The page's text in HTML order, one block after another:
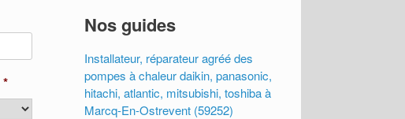
*
Nos guides
Installateur, réparateur agréé des
pompes à chaleur daikin, panasonic,
hitachi, atlantic, mitsubishi, toshiba à
Marcq-En-Ostrevent (59252)